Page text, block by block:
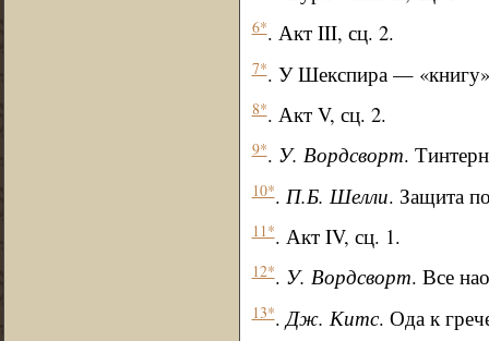
6*. Акт III, сц. 2.
7*. У Шекспира —
8*. Акт V, сц. 2.
9*. У. Вордсворт.
10*. П.Б. Шелли. Защита
11*. Акт IV, сц. 1.
12*. У. Вордсворт. Все
13*.Дж. Китс. Ода к